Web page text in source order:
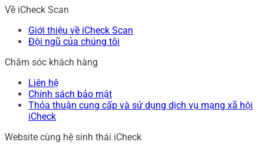
Về iCheck Scan
Giới thiệu về iCheck Scan
Đội ngũ của chúng tôi
Chăm sóc khách hàng
Liên hệ
Chính sách bảo mật
Thỏa thuận cung cấp và sử dụng dịch vụ mạng xã hội
iCheck
Website cùng hệ sinh thái iCheck